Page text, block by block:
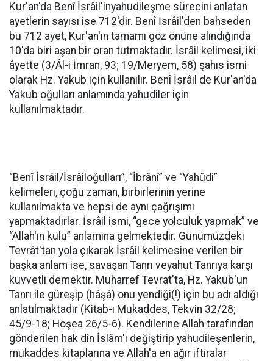
Kur'an'da Benî İsrâil'inyahudileşme sürecini anlatan
ayetlerin sayısı ise 712'dir. Benî İsrâil'den bahseden
bu 712 ayet, Kur'an'ın tamamı göz önüne alındığında
10'da biri aşan bir oran tutmaktadır. İsrâil kelimesi, iki
âyette (3/Âl-i İmran, 93; 19/Meryem, 58) şahıs ismi
olarak Hz. Yakub için kullanılır. Benî İsrâil de Kur'an'da
Yakub oğulları anlamında yahudiler için
kullanılmaktadır.
“Benî İsrâil/İsrâiloğulları”, “İbrânî” ve “Yahûdi”
kelimeleri, çoğu zaman, birbirlerinin yerine
kullanılmakta ve hepsi de aynı çağrışımı
yapmaktadırlar. İsrâil ismi, “gece yolculuk yapmak” ve
“Allah'ın kulu” anlamına gelmektedir. Günümüzdeki
Tevrât'tan yola çıkarak İsrâil kelimesine verilen bir
başka anlam ise, savaşan Tanrı veyahut Tanrıya karşı
kuvvetli demektir. Muharref Tevrat'ta, Hz. Yakub'un
Tanrı ile güreşip (hâşâ) onu yendiği(!) için bu adı aldığı
anlatılmaktadır (Kitab-ı Mukaddes, Tekvin 32/28;
45/9-18; Hoşea 26/5-6). Kendilerine Allah tarafından
gönderilen hak din İslâm'ı değiştirip yahudileşenlerin,
mukaddes kitaplarına ve Allah'a en ağır iftiralar